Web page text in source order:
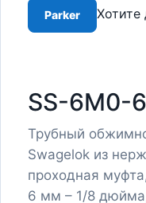
Parker Хотите
SS-6M0-
Трубный
Swagelok из
проходная
6 мм – 1/8 дюйма,